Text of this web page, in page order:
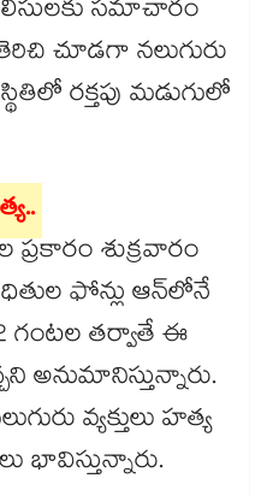
సమాచారం
చూడగా నలుగురు
స్థితిలో రక్తపు మడుగులో
శుక్రవారం
ఫోన్లు ఆన్‌‌‌‌లోనే
గంటల తర్వాతే ఈ
అనుమానిస్తున్నారు.
వ్యక్తులు హత్య
భావిస్తున్నారు.